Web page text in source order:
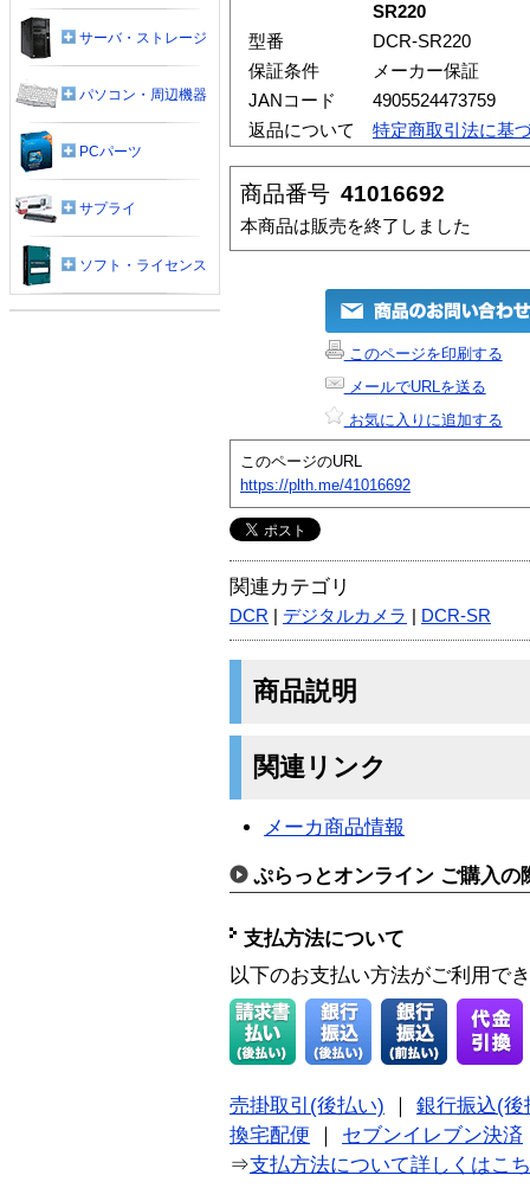
SR220
型番
DCR-SR220
保証条件
メーカー保証
JANコード
4905524473759
返品について
特定商取引法に基
商品番号 41016692
本商品は販売を終了しました
このページを印刷する
メールでURLを送る
お気に入りに追加する
このページのURL
https://plth.me/41016692
関連カテゴリ
DCR デジタルカメラ DCR-SR
商品説明
関連リンク
メーカ商品情報
ぷらっとオンライン ご購入の
支払方法について
以下のお支払い方法がご利用で
売掛取引(後払い)
銀行振込(後
換宅配便
セブンイレブン決済
⇒支払方法について詳しくはこ
サーバ・ストレージ
パソコン・周辺機器
PCパーツ
サプライ
ソフト・ライセンス